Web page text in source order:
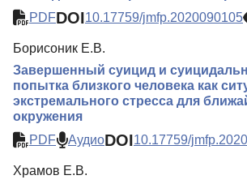
PDFDOI10.17759/jmfp.2020090105
Борисоник Е.В.
Завершенный суицид и
попытка близкого человека как
экстремального стресса для
окружения
PDF
АудиоDOI10.17759/
Храмов Е.В.